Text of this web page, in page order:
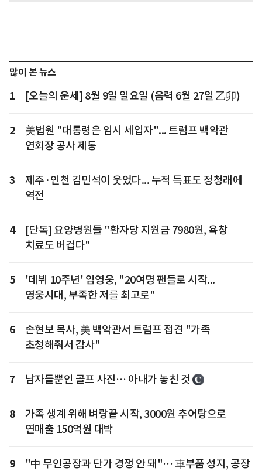
많이 본 뉴스
1 [오늘의 운세] 8월 9일 일요일 (음력 6월 27일 乙卯)
2
美법원 "대통령은 임시 세입자"... 트럼프 백악관
연회장 공사 제동
3
제주·인천 김민석이 웃었다... 누적 득표도 정청래에
역전
4
[단독] 요양병원들 "환자당 지원금 7980원, 욕창
치료도 버겁다"
5
'데뷔 10주년' 임영웅, "20여명 팬들로 시작...
영웅시대, 부족한 저를 최고로"
6
손현보 목사, 美 백악관서 트럼프 접견 "가족
초청해줘서 감사"
7 남자들뿐인 골프 사진… 아내가 놓친 것
8
가족 생계 위해 벼랑끝 시작, 3000원 추어탕으로
연매출 150억원 대박
9
"中 무인공장과 단가 경쟁 안 돼"… 車부품 성지, 공장